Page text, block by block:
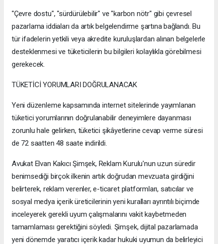
"Çevre dostu", "sürdürülebilir" ve "karbon nötr" gibi çevresel
pazarlama iddiaları da artık belgelendirme şartına bağlandı. Bu
tür ifadelerin yetkili veya akredite kuruluşlardan alınan belgelerle
desteklenmesi ve tüketicilerin bu bilgileri kolaylıkla görebilmesi
gerekecek.
TÜKETİCİ YORUMLARI DOĞRULANACAK
Yeni düzenleme kapsamında internet sitelerinde yayımlanan
tüketici yorumlarının doğrulanabilir deneyimlere dayanması
zorunlu hale gelirken, tüketici şikâyetlerine cevap verme süresi
de 72 saatten 48 saate indirildi.
Avukat Elvan Kakıcı Şimşek, Reklam Kurulu'nun uzun süredir
benimsediği birçok ilkenin artık doğrudan mevzuata girdiğini
belirterek, reklam verenler, e-ticaret platformları, satıcılar ve
sosyal medya içerik üreticilerinin yeni kuralları ayrıntılı biçimde
inceleyerek gerekli uyum çalışmalarını vakit kaybetmeden
tamamlaması gerektiğini söyledi. Şimşek, dijital pazarlamada
yeni dönemde yaratıcı içerik kadar hukuki uyumun da belirleyici